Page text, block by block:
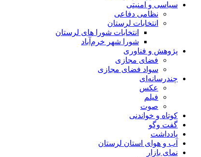
سیاسی و امنیتی
نظامی دفاعی
انتخابات لرستان
انتخابات شورا های لرستان
شورا شهر خرم‌آباد
پژوهش و فناوری
فضای مجازی
سواد فضای مجازی
چندرسانه‌ای
عكس
فیلم
صوت
کوتاه و خواندنی
گفت وگو
یادداشت
آب و هوای استان لرستان
نمای بازار